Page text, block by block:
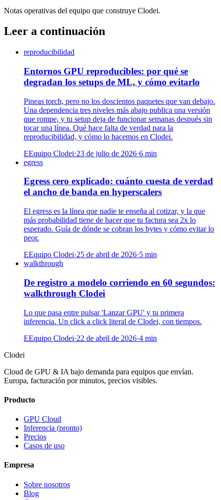
Notas operativas del equipo que construye Clodei.
Leer a continuación
reproducibilidad
Entornos GPU reproducibles: por qué se
degradan los setups de ML, y cómo evitarlo
Pineas torch, pero no los doscientos paquetes que van debajo.
Una dependencia tres niveles más abajo publica una versión
que rompe, y tu setup deja de funcionar semanas después sin
tocar una línea. Qué hace falta de verdad para la
reproducibilidad, y cómo lo hacemos en Clodei.
EEquipo Clodei·23 de julio de 2026·6 min
egress
Egress cero explicado: cuánto cuesta de verdad
el ancho de banda en hyperscalers
El egress es la línea que nadie te enseña al cotizar, y la que
más probabilidad tiene de hacer que tu factura sea 2x lo
esperado. Guía de dónde se cobran los bytes y cómo evitar lo
peor.
EEquipo Clodei·25 de abril de 2026·5 min
walkthrough
De registro a modelo corriendo en 60 segundos:
walkthrough Clodei
Lo que pasa entre pulsar 'Lanzar GPU' y tu primera
inferencia. Un click a click literal de Clodei, con tiempos.
EEquipo Clodei·22 de abril de 2026·4 min
Clodei
Cloud de GPU & IA bajo demanda para equipos que envían.
Europa, facturación por minutos, precios visibles.
Producto
GPU Cloud
Inferencia (pronto)
Precios
Casos de uso
Empresa
Sobre nosotros
Blog